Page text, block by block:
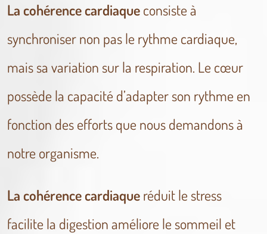
La cohérence cardiaqueconsiste à
synchroniser non pas le rythme cardiaque,
mais sa variation sur la respiration. Le cœur
possède la capacité d’adapter son rythme en
fonction des efforts que nous demandons à
notre organisme.
La cohérence cardiaqueréduit le stress
facilite la digestion améliore le sommeil et